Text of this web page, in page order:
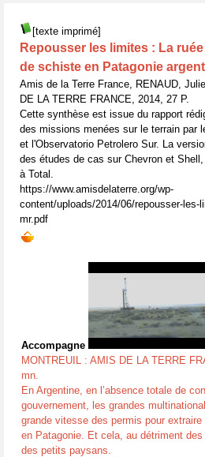
[texte imprimé]
Repousser les limites : La
de schiste en Patagonie
Amis de la Terre France, RENAUD,
DE LA TERRE FRANCE, 2014, 27 P.
Cette synthèse est issue du rapport
des missions menées sur le terrain par
et l'Observatorio Petrolero Sur. La
des études de cas sur Chevron et
à Total.
https://www.amisdelaterre.org/wp-
content/uploads/2014/06/repousser-les-
mr.pdf
Accompagne
MONTREUIL : AMIS DE LA TERRE
mn.
En Argentine, en l’absence totale de
gouvernement, les grandes
grande vitesse des permis pour
en Patagonie. Et cela, au détriment
des petits paysans.